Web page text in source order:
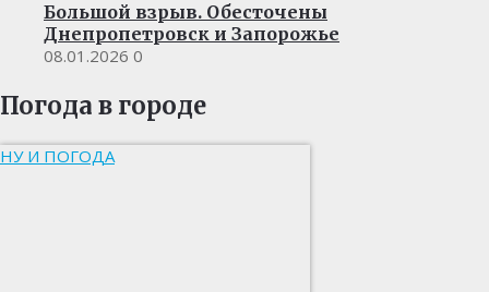
Большой взрыв. Обесточены
Днепропетровск и Запорожье
08.01.2026 0
Погода в городе
НУ И ПОГОДА